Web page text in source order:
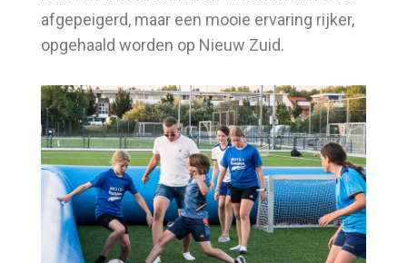
afgepeigerd, maar een mooie ervaring rijker,
opgehaald worden op Nieuw Zuid.